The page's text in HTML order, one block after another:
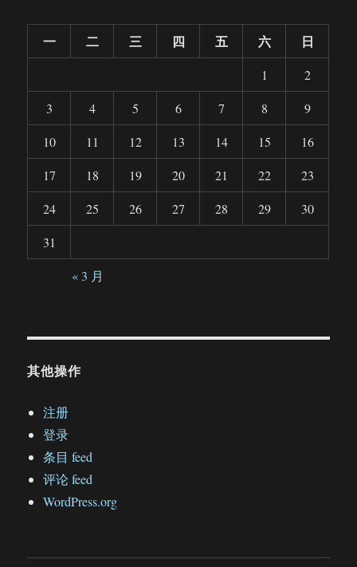
一 二 三 四 五 六 日
1
2
3
4 5 6 7 8
9
10
11 12 13 14 15
16
17
18 19 20 21 22
23
24
25 26 27 28 29
30
31
« 3 月
其他操作
注册
登录
条目 feed
评论 feed
WordPress.org